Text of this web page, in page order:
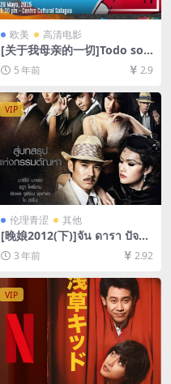
欧美 高清电影
[关于我母亲的一切]Todo sob
re mi madre (1999)[百度网
盘+迅雷云盘资源1080P超清
未删减][MP4/6.5GB][中文字
幕]
5 年前 2.9
VIP
伦理青涩 其他
[晚娘2012(下)]จัน ดารา ปัจฉิ
มบท (2013)[百度网盘+迅雷云
盘资源1080P超清未删减][MP
3 年前 2.92
VIP